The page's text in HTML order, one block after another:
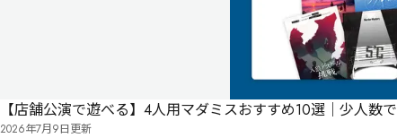
有料
オンライン
【店舗公演で遊べる】4人用マダミスおすすめ10選｜少人数
2026年7月9日更新